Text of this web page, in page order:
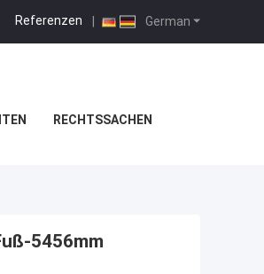
German
Referenzen |
RECHTSSACHEN
5456mm